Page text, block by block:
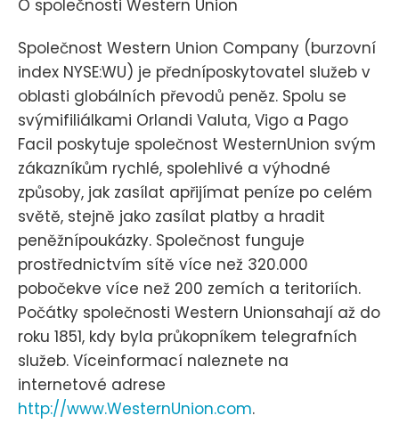
O společnosti Western Union
Společnost Western Union Company (burzovní
index NYSE:WU) je předníposkytovatel služeb v
oblasti globálních převodů peněz. Spolu se
svýmifiliálkami Orlandi Valuta, Vigo a Pago
Facil poskytuje společnost WesternUnion svým
zákazníkům rychlé, spolehlivé a výhodné
způsoby, jak zasílat apřijímat peníze po celém
světě, stejně jako zasílat platby a hradit
peněžnípoukázky. Společnost funguje
prostřednictvím sítě více než 320.000
pobočekve více než 200 zemích a teritoriích.
Počátky společnosti Western Unionsahají až do
roku 1851, kdy byla průkopníkem telegrafních
služeb. Víceinformací naleznete na
internetové adrese
http://www.WesternUnion.com.